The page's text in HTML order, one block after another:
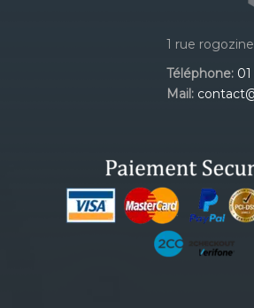
1 rue
Téléphone:
Mail: